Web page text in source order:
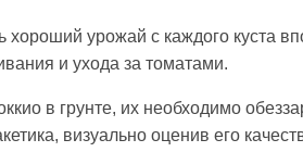
хороший урожай с каждого куста
и ухода за томатами.
в грунте, их необходимо
визуально оценив его